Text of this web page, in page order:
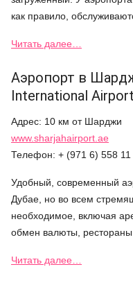
как правило,
Читать далее…
Аэропорт в
International
Адрес: 10 км от Шарджи
www.sharjahairport.ae
Телефон: + (971 6) 558 11
Удобный, современный
Дубае, но во всем
необходимое, включая
обмен валюты, рестораны
Читать далее…